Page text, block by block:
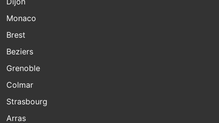
Monaco
Brest
Beziers
Grenoble
Colmar
Strasbourg
Arras